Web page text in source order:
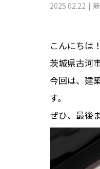
2025.02.22
こんにちは
茨城県古河
今回は、建
す。
ぜひ、最後